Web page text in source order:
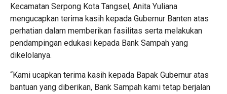
Kecamatan Serpong Kota Tangsel, Anita Yuliana
mengucapkan terima kasih kepada Gubernur Banten atas
perhatian dalam memberikan fasilitas serta melakukan
pendampingan edukasi kepada Bank Sampah yang
dikelolanya.
“Kami ucapkan terima kasih kepada Bapak Gubernur atas
bantuan yang diberikan, Bank Sampah kami tetap berjalan